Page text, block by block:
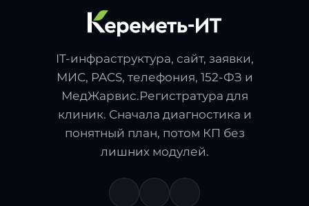
IT-инфраструктура, сайт, заявки,
МИС, PACS, телефония, 152-ФЗ и
МедЖарвис.Регистратура для
клиник. Сначала диагностика и
понятный план, потом КП без
лишних модулей.